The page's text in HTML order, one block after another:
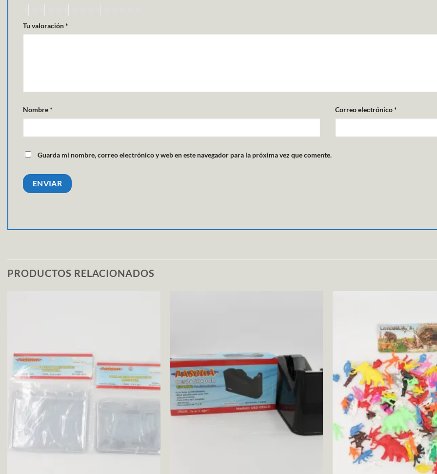
Tu valoración*
Nombre* Correo electrónico*
Guarda mi nombre, correo electrónico y web en este navegador para la próxima vez que comente.
PRODUCTOS RELACIONADOS